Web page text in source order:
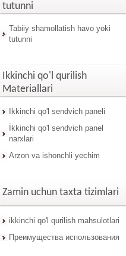
tutunni
Tabiiy shamollatish havo yoki
tutunni
Ikkinchi qo'l qurilish
Materiallari
Ikkinchi qo'l sendvich paneli
İkkinchi qo'l sendvich panel
narxlari
Arzon va ishonchli yechim
Zamin uchun taxta tizimlari
ikkinchi qo'l qurilish mahsulotlari
Преимущества использования